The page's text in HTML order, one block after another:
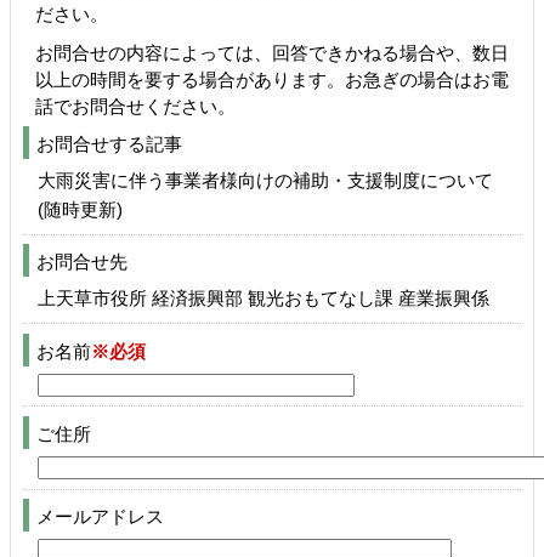
ださい。
お問合せの内容によっては、回答できかねる場合や、数日
以上の時間を要する場合があります。お急ぎの場合はお電
話でお問合せください。
お問合せする記事
大雨災害に伴う事業者様向けの補助・支援制度について
(随時更新)
お問合せ先
上天草市役所 経済振興部 観光おもてなし課 産業振興係
お名前※必須
ご住所
メールアドレス